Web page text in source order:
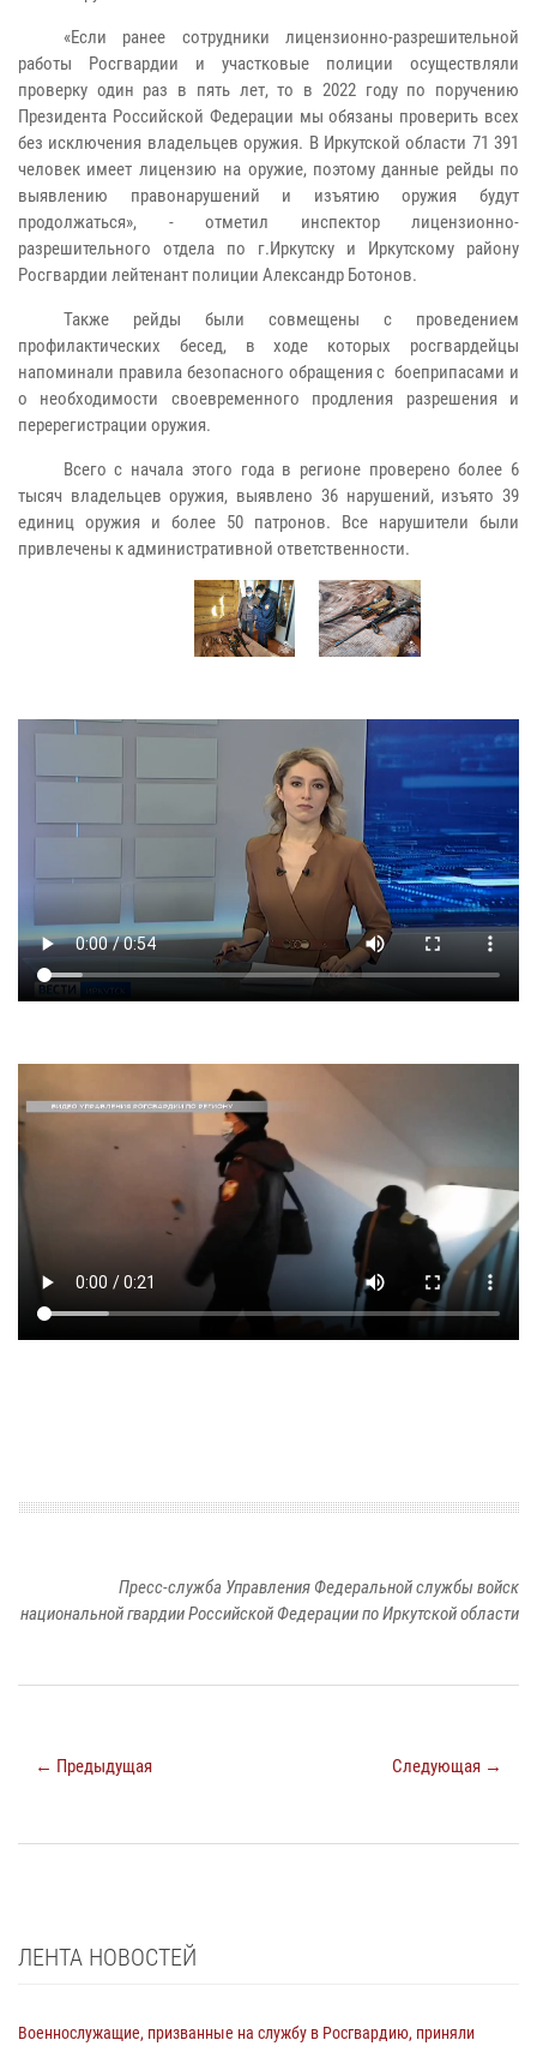
«Если ранее сотрудники лицензионно-разрешительной
работы Росгвардии и участковые полиции осуществляли
проверку один раз в пять лет, то в 2022 году по поручению
Президента Российской Федерации мы обязаны проверить всех
без исключения владельцев оружия. В Иркутской области 71 391
человек имеет лицензию на оружие, поэтому данные рейды по
выявлению правонарушений и изъятию оружия будут
продолжаться», - отметил инспектор лицензионно-
разрешительного отдела по г.Иркутску и Иркутскому району
Росгвардии лейтенант полиции Александр Ботонов.
Также рейды были совмещены с проведением
профилактических бесед, в ходе которых росгвардейцы
напоминали правила безопасного обращения с боеприпасами и
о необходимости своевременного продления разрешения и
перерегистрации оружия.
Всего с начала этого года в регионе проверено более 6
тысяч владельцев оружия, выявлено 36 нарушений, изъято 39
единиц оружия и более 50 патронов. Все нарушители были
привлечены к административной ответственности.
Пресс-служба Управления Федеральной службы войск
национальной гвардии Российской Федерации по Иркутской области
← Предыдущая Следующая →
ЛЕНТА НОВОСТЕЙ
Военнослужащие, призванные на службу в Росгвардию, приняли